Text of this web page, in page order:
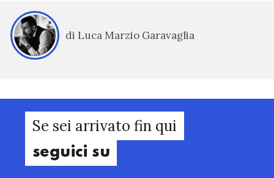
di Luca Marzio Garavaglia
Se sei arrivato fin qui
seguici su